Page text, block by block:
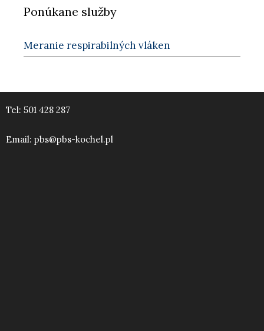
Ponúkane služby
Meranie respirabilných vláken
Tel: 501 428 287
Email: pbs@pbs-kochel.pl